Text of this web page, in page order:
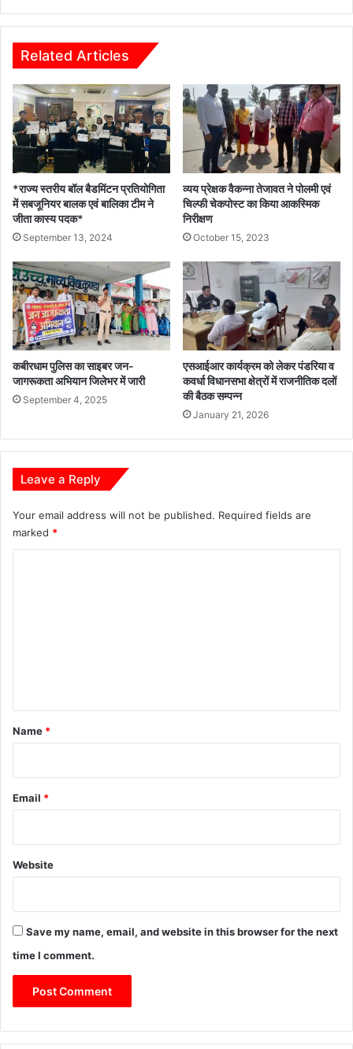
Related Articles
*राज्य स्तरीय बॉल बैडमिंटन प्रतियोगिता
में सबजूनियर बालक एवं बालिका टीम ने
जीता कास्य पदक*
September 13, 2024
व्यय प्रेक्षक वैकन्ना तेजावत ने पोलमी एवं
चिल्फी चेकपोस्ट का किया आकस्मिक
निरीक्षण
October 15, 2023
कबीरधाम पुलिस का साइबर जन-
जागरूकता अभियान जिलेभर में जारी
September 4, 2025
एसआईआर कार्यक्रम को लेकर पंडरिया व
कवर्धा विधानसभा क्षेत्रों में राजनीतिक दलों
की बैठक सम्पन्न
January 21, 2026
Leave a Reply
Your email address will not be published. Required fields are
marked *
*
Name *
Email *
Website
Save my name, email, and website in this browser for the next
time I comment.